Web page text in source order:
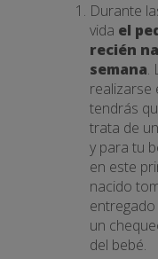
Durante
vida el
recién
semana.
realizarse
tendrás
trata de
y para tu
en este
nacido
un
del bebé.